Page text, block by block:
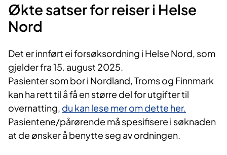
Økte satser for reiser i Helse
Nord
Det er innført ei forsøksordning i Helse Nord, som
gjelder fra 15. august 2025.
Pasienter som bor i Nordland, Troms og Finnmark
kan ha rett til å få en større del for utgifter til
overnatting, du kan lese mer om dette her.
Pasientene/pårørende må spesifisere i søknaden
at de ønsker å benytte seg av ordningen.